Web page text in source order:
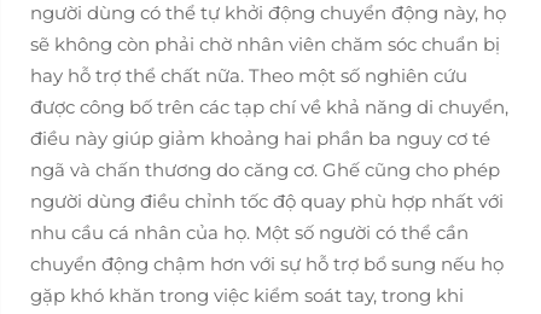
người dùng có thể tự khởi động chuyển động này, họ
sẽ không còn phải chờ nhân viên chăm sóc chuẩn bị
hay hỗ trợ thể chất nữa. Theo một số nghiên cứu
được công bố trên các tạp chí về khả năng di chuyển,
điều này giúp giảm khoảng hai phần ba nguy cơ té
ngã và chấn thương do căng cơ. Ghế cũng cho phép
người dùng điều chỉnh tốc độ quay phù hợp nhất với
nhu cầu cá nhân của họ. Một số người có thể cần
chuyển động chậm hơn với sự hỗ trợ bổ sung nếu họ
gặp khó khăn trong việc kiểm soát tay, trong khi